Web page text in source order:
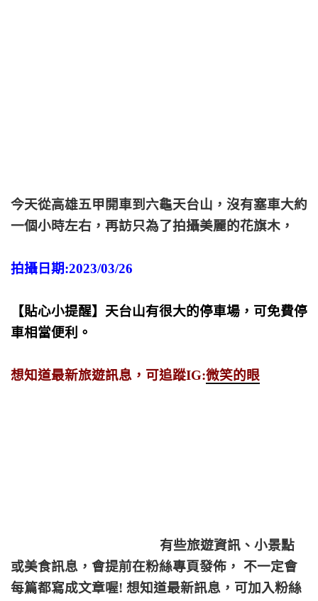
今天從高雄五甲開車到六龜天台山，沒有塞車大約
一個小時左右，再訪只為了拍攝美麗的花旗木，
拍攝日期:2023/03/26
【貼心小提醒】天台山有很大的停車場，可免費停
車相當便利。
想知道最新旅遊訊息，可追蹤IG:微笑的眼
有些旅遊資訊、小景點
或美食訊息，會提前在粉絲專頁發佈， 不一定會
每篇都寫成文章喔! 想知道最新訊息，可加入粉絲